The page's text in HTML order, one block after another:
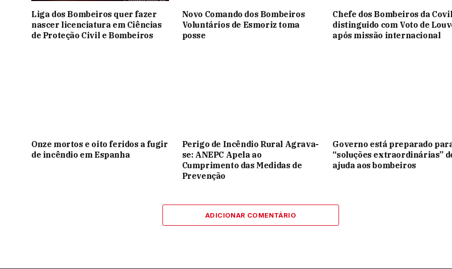
Liga dos Bombeiros quer fazer
nascer licenciatura em Ciências
de Proteção Civil e Bombeiros
Novo Comando dos Bombeiros
Voluntários de Esmoriz toma
posse
Chefe dos Bombeiros da
distinguido com Voto de
após missão internacional
Onze mortos e oito feridos a fugir
de incêndio em Espanha
Perigo de Incêndio Rural Agrava-
se: ANEPC Apela ao
Cumprimento das Medidas de
Prevenção
Governo está preparado
“soluções extraordinárias”
ajuda aos bombeiros
ADICIONAR COMENTÁRIO